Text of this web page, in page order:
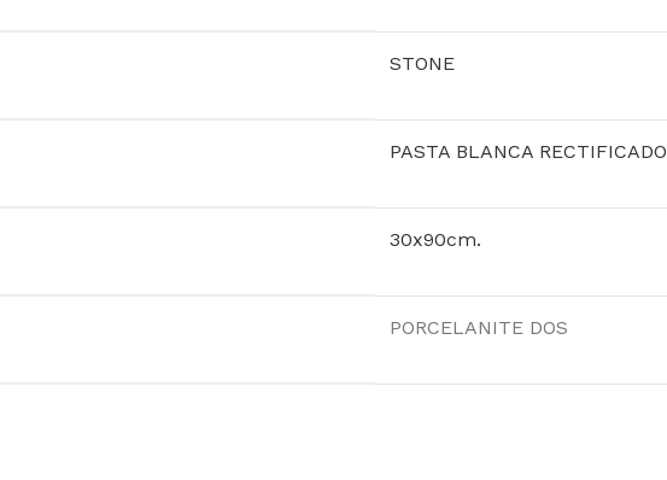
STONE
PASTA BLANCA RECTIFICADO
30x90cm.
PORCELANITE DOS